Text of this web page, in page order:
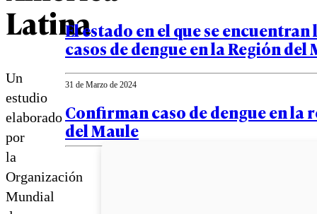
Latina
Un
estudio
elaborado
por
la
Organización
Mundial
El estado en el que se encuentran
casos de dengue en la Región del
31 de Marzo de 2024
Confirman caso de dengue en la
del Maule